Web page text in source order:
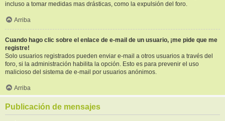
incluso a tomar medidas mas drásticas, como la expulsión del foro.
Arriba
Cuando hago clic sobre el enlace de e-mail de un usuario, ¡me pide que me
registre!
Solo usuarios registrados pueden enviar e-mail a otros usuarios a través del
foro, si la administración habilita la opción. Esto es para prevenir el uso
malicioso del sistema de e-mail por usuarios anónimos.
Arriba
Publicación de mensajes